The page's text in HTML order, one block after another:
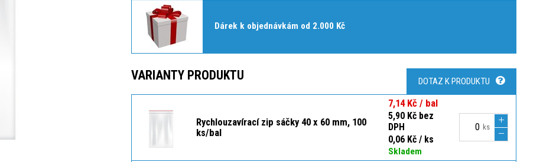
Dárek k objednávkám od 2.000 Kč
VARIANTY PRODUKTU DOTAZ K PRODUKTU
Rychlouzavírací zip sáčky 40 x 60 mm, 100
ks/bal
7,14 Kč / bal
5,90 Kč bez
DPH
0,06 Kč / ks
Skladem
ks